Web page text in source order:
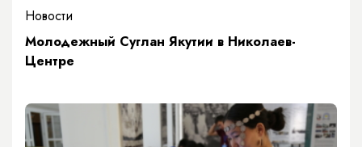
Новости
Молодежный Суглан Якутии в Николаев-
Центре